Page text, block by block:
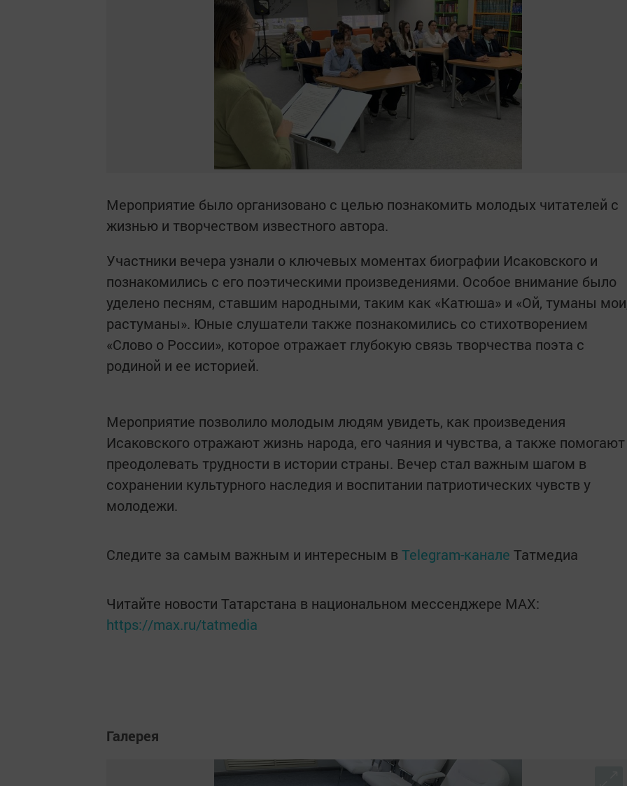
Мероприятие было организовано с целью познакомить молодых читателей с
жизнью и творчеством известного автора.
Участники вечера узнали о ключевых моментах биографии Исаковского и
познакомились с его поэтическими произведениями. Особое внимание было
уделено песням, ставшим народными, таким как «Катюша» и «Ой, туманы
растуманы». Юные слушатели также познакомились со стихотворением
«Слово о России», которое отражает глубокую связь творчества поэта с
родиной и ее историей.
Мероприятие позволило молодым людям увидеть, как произведения
Исаковского отражают жизнь народа, его чаяния и чувства, а также помогают
преодолевать трудности в истории страны. Вечер стал важным шагом в
сохранении культурного наследия и воспитании патриотических чувств у
молодежи.
Следите за самым важным и интересным в Telegram-канале Татмедиа
Читайте новости Татарстана в национальном мессенджере MАХ:
https://max.ru/tatmedia
Галерея